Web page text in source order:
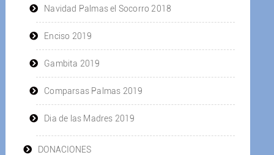
Navidad Palmas el Socorro 2018
Enciso 2019
Gambita 2019
Comparsas Palmas 2019
Dia de las Madres 2019
DONACIONES